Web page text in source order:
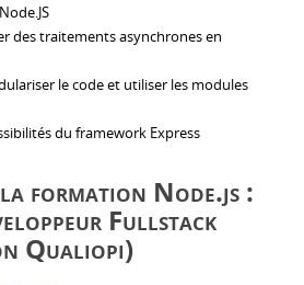
des traitements asynchrones en
le code et utiliser les modules
du framework Express
formation Node.js :
Fullstack
Qualiopi)